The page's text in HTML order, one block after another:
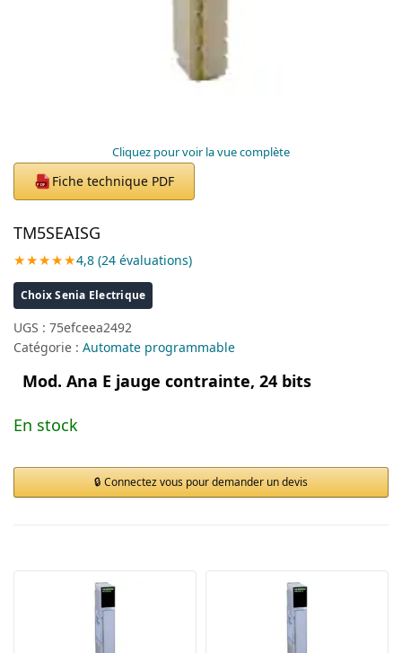
Cliquez pour voir la vue complète
PDF Fiche technique PDF
TM5SEAISG
★★★★★4,8 (24 évaluations)
Choix Senia Electrique
UGS : 75efceea2492
Catégorie : Automate programmable
Mod. Ana E jauge contrainte, 24 bits
En stock
Connectez vous pour demander un devis